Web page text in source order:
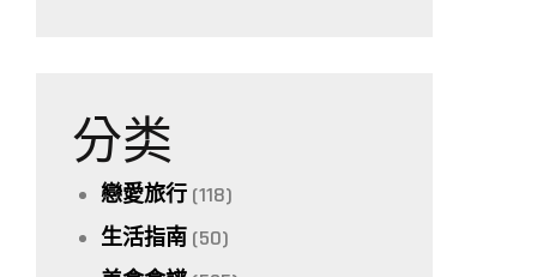
分类
戀愛旅行 (118)
生活指南 (50)